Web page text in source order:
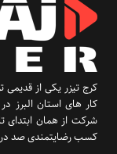
کرج تیزر یکی از
کار های استان
شرکت از همان ابتدای
کسب رضایتمندی صد در